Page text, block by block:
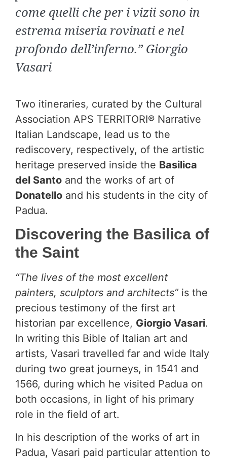
come quelli che per i vizii sono in
estrema miseria rovinati e nel
profondo dell’inferno.” Giorgio
Vasari
Two itineraries, curated by the Cultural
Association APS TERRITORI® Narrative
Italian Landscape, lead us to the
rediscovery, respectively, of the artistic
heritage preserved inside the Basilica
del Santo and the works of art of
Donatello and his students in the city of
Padua.
Discovering the Basilica of
the Saint
“The lives of the most excellent
painters, sculptors and architects” is the
precious testimony of the first art
historian par excellence, Giorgio Vasari.
In writing this Bible of Italian art and
artists, Vasari travelled far and wide Italy
during two great journeys, in 1541 and
1566, during which he visited Padua on
both occasions, in light of his primary
role in the field of art.
In his description of the works of art in
Padua, Vasari paid particular attention to